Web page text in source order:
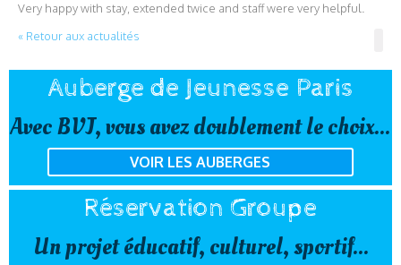
Very happy with stay, extended twice and staff were very helpful.
« Retour aux actualités
Auberge de Jeunesse Paris
Avec BVJ, vous avez doublement le choix...
VOIR LES AUBERGES
Réservation Groupe
Un projet éducatif, culturel, sportif...